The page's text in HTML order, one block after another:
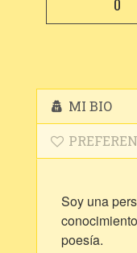
MI BIO
Soy una
poesía.